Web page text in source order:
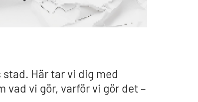
Här tar vi dig med
vad vi gör, varför vi gör det –